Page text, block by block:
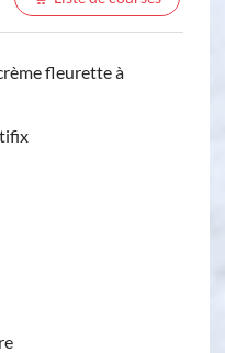
fleurette à